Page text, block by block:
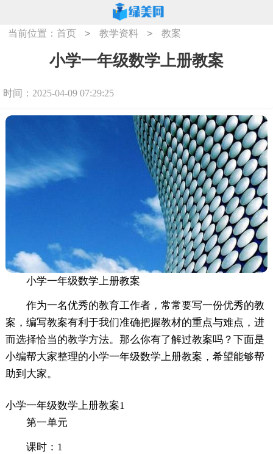
当前位置：首页 > 教学资料 > 教案
小学一年级数学上册教案
时间：2025-04-09 07:29:25
小学一年级数学上册教案
作为一名优秀的教育工作者，常常要写一份优秀的教
案，编写教案有利于我们准确把握教材的重点与难点，进
而选择恰当的教学方法。那么你有了解过教案吗？下面是
小编帮大家整理的小学一年级数学上册教案，希望能够帮
助到大家。
小学一年级数学上册教案1
第一单元
课时：1